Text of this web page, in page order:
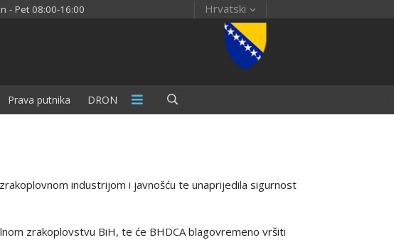
- Pet 08:00-16:00 Hrvatski
Prava putnika DRON
industrijom i javnošću te unaprijedila sigurnost
zrakoplovstvu BiH, te će BHDCA blagovremeno vršiti